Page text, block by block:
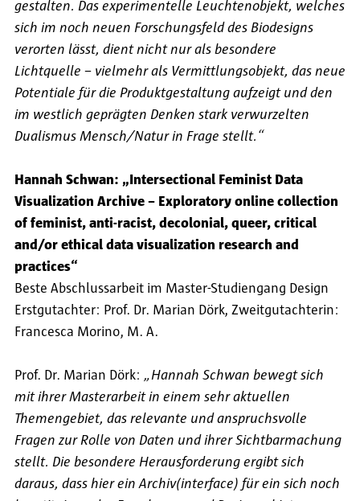
gestalten. Das experimentelle Leuchtenobjekt, welches
sich im noch neuen Forschungsfeld des Biodesigns
verorten lässt, dient nicht nur als besondere
Lichtquelle – vielmehr als Vermittlungsobjekt, das neue
Potentiale für die Produktgestaltung aufzeigt und den
im westlich geprägten Denken stark verwurzelten
Dualismus Mensch/Natur in Frage stellt.“
Hannah Schwan: „Intersectional Feminist Data
Visualization Archive – Exploratory online collection
of feminist, anti-racist, decolonial, queer, critical
and/or ethical data visualization research and
practices“
Beste Abschlussarbeit im Master-Studiengang Design
Erstgutachter: Prof. Dr. Marian Dörk, Zweitgutachterin:
Francesca Morino, M. A.
Prof. Dr. Marian Dörk: „Hannah Schwan bewegt sich
mit ihrer Masterarbeit in einem sehr aktuellen
Themengebiet, das relevante und anspruchsvolle
Fragen zur Rolle von Daten und ihrer Sichtbarmachung
stellt. Die besondere Herausforderung ergibt sich
daraus, dass hier ein Archiv(interface) für ein sich noch